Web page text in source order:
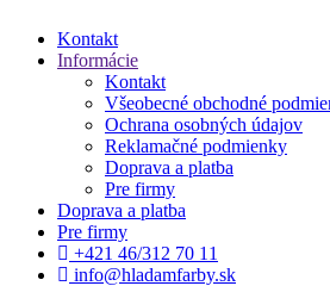
Kontakt
Informácie
Kontakt
Všeobecné obchodné
Ochrana osobných údajov
Reklamačné podmienky
Doprava a platba
Pre firmy
Doprava a platba
Pre firmy
+421 46/312 70 11
info@hladamfarby.sk